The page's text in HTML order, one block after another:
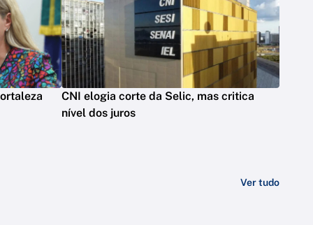
CNI elogia corte da Selic, mas critica
nível dos juros
Ver tudo